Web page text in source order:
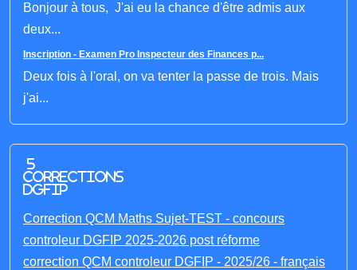
Bonjour à tous, J'ai eu la chance d'être admis aux
deux...
Inscription - Examen Pro Inspecteur des Finances p...
Deux fois à l'oral, on va tenter la passe de trois. Mais
j'ai...
5
corrections
DGFIP
Correction QCM Maths Sujet-TEST - concours
controleur DGFIP 2025-2026 post réforme
correction QCM controleur DGFIP - 2025/26 - français